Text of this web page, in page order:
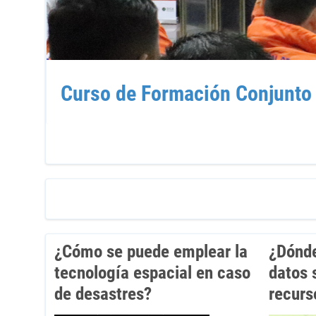
Curso de Formación
¿Cómo se puede emplear la
tecnología espacial en caso
de desastres?
datos